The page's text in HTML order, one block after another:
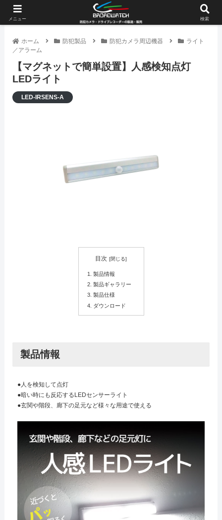
ホーム 防犯製品 防犯カメラ周辺機器
ライト
／アラーム
【マグネットで簡単設置】人感検知点灯
LEDライト
LED-IRSENS-A
目次
製品情報
製品ギャラリー
製品仕様
ダウンロード
製品情報
●人を検知して点灯
●暗い時にも反応するLEDセンサーライト
●玄関や階段、廊下の足元など様々な用途で使える
メニュー 検索